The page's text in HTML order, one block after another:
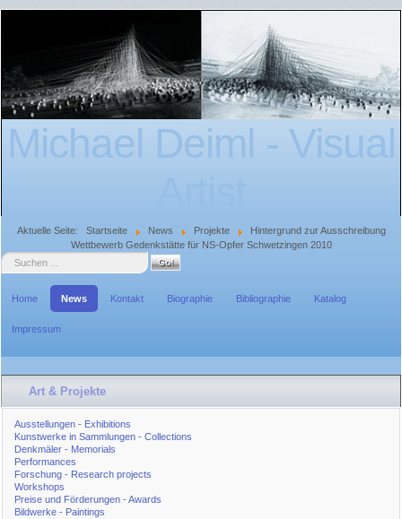
Michael Deiml - Visual
Aktuelle Seite: Startseite News Projekte
Hintergrund zur Ausschreibung
Wettbewerb Gedenkstätte für NS-Opfer Schwetzingen 2010
Suche
Home News Kontakt Biographie Bibliographie Katalog
Impressum
Art & Projekte
Ausstellungen - Exhibitions
Kunstwerke in Sammlungen - Collections
Denkmäler - Memorials
Performances
Forschung - Research projects
Workshops
Preise und Förderungen - Awards
Bildwerke - Paintings